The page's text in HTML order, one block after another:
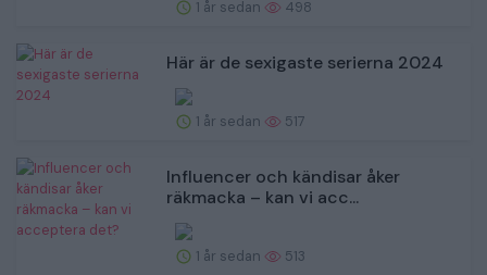
1 år sedan 498
Här är de sexigaste serierna 2024
1 år sedan 517
Influencer och kändisar åker
räkmacka – kan vi acc...
1 år sedan 513